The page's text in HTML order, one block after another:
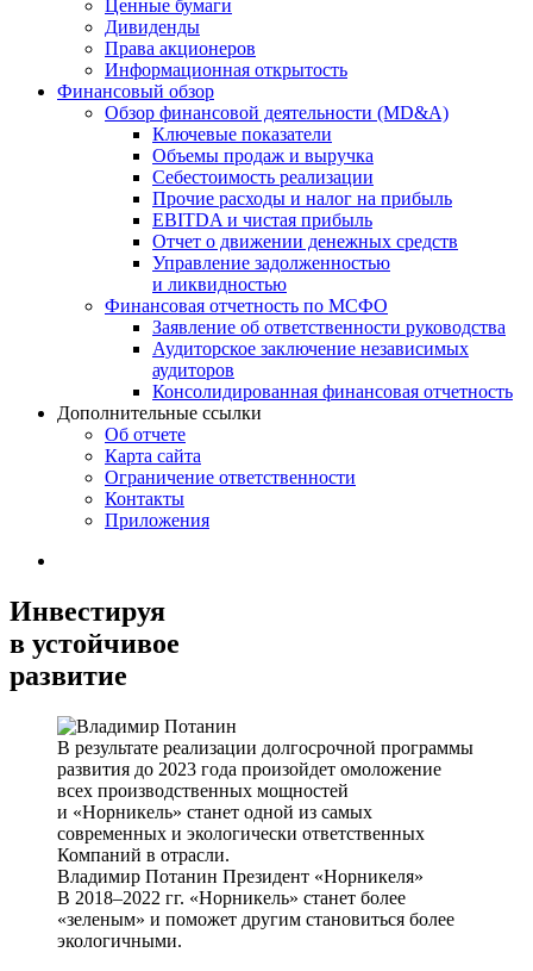
Ценные бумаги
Дивиденды
Права акционеров
Информационная открытость
Финансовый обзор
Обзор финансовой деятельности (MD&A)
Ключевые показатели
Объемы продаж и выручка
Себестоимость реализации
Прочие расходы и налог на прибыль
EBITDA и чистая прибыль
Отчет о движении денежных средств
Управление задолженностью
и ликвидностью
Финансовая отчетность по МСФО
Заявление об ответственности руководства
Аудиторское заключение независимых
аудиторов
Консолидированная финансовая отчетность
Дополнительные ссылки
Об отчете
Карта сайта
Ограничение ответственности
Контакты
Приложения
Инвестируя
в устойчивое
развитие
В результате реализации долгосрочной программы
развития до 2023 года произойдет омоложение
всех производственных мощностей
и «Норникель» станет одной из самых
современных и экологически ответственных
Компаний в отрасли.
Владимир Потанин Президент «Норникеля»
В 2018–2022 гг. «Норникель» станет более
«зеленым» и поможет другим становиться более
экологичными.